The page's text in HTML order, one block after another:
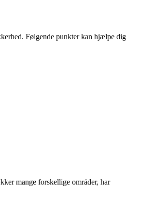
Følgende punkter kan hjælpe dig
mange forskellige områder, har